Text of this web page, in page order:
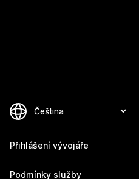
Přihlášení vývojáře
Podmínky služby